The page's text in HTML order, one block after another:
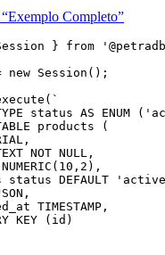
Completo”
} from '
new Session ();
( `
TYPE status AS
products (
NOT NULL,
status DEFAULT
TIMESTAMP,
KEY (id)